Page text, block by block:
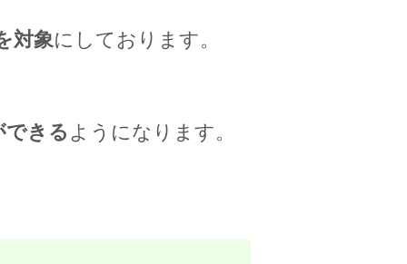
対象にしております。
できる ようになります。